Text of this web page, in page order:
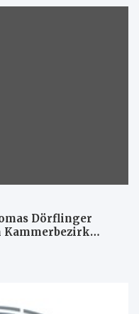
Dörflinger
Kammerbezirk